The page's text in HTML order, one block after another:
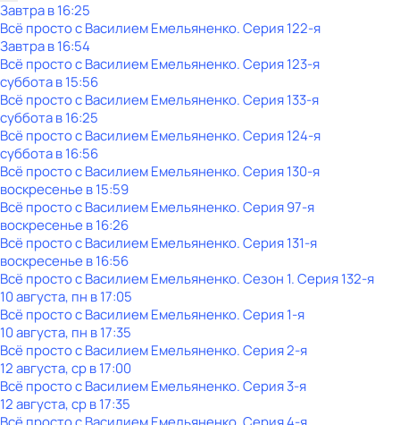
Завтра в 16:25
Всё просто с Василием Емельяненко. Серия 122-я
Завтра в 16:54
Всё просто с Василием Емельяненко. Серия 123-я
субботав15:56
Всё просто с Василием Емельяненко. Серия 133-я
субботав16:25
Всё просто с Василием Емельяненко. Серия 124-я
субботав16:56
Всё просто с Василием Емельяненко. Серия 130-я
воскресенье в15:59
Всё просто с Василием Емельяненко. Серия 97-я
воскресенье в16:26
Всё просто с Василием Емельяненко. Серия 131-я
воскресенье в16:56
Всё просто с Василием Емельяненко. Сезон 1. Серия 132-я
10 августа, пн в 17:05
Всё просто с Василием Емельяненко. Серия 1-я
10 августа, пн в 17:35
Всё просто с Василием Емельяненко. Серия 2-я
12 августа, ср в 17:00
Всё просто с Василием Емельяненко. Серия 3-я
12 августа, ср в 17:35